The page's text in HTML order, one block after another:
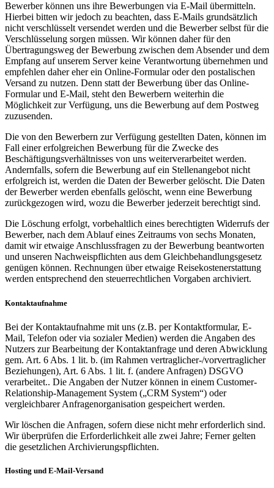
Bewerber können uns ihre Bewerbungen via E-Mail übermitteln.
Hierbei bitten wir jedoch zu beachten, dass E-Mails grundsätzlich
nicht verschlüsselt versendet werden und die Bewerber selbst für die
Verschlüsselung sorgen müssen. Wir können daher für den
Übertragungsweg der Bewerbung zwischen dem Absender und dem
Empfang auf unserem Server keine Verantwortung übernehmen und
empfehlen daher eher ein Online-Formular oder den postalischen
Versand zu nutzen. Denn statt der Bewerbung über das Online-
Formular und E-Mail, steht den Bewerbern weiterhin die
Möglichkeit zur Verfügung, uns die Bewerbung auf dem Postweg
zuzusenden.
Die von den Bewerbern zur Verfügung gestellten Daten, können im
Fall einer erfolgreichen Bewerbung für die Zwecke des
Beschäftigungsverhältnisses von uns weiterverarbeitet werden.
Andernfalls, sofern die Bewerbung auf ein Stellenangebot nicht
erfolgreich ist, werden die Daten der Bewerber gelöscht. Die Daten
der Bewerber werden ebenfalls gelöscht, wenn eine Bewerbung
zurückgezogen wird, wozu die Bewerber jederzeit berechtigt sind.
Die Löschung erfolgt, vorbehaltlich eines berechtigten Widerrufs der
Bewerber, nach dem Ablauf eines Zeitraums von sechs Monaten,
damit wir etwaige Anschlussfragen zu der Bewerbung beantworten
und unseren Nachweispflichten aus dem Gleichbehandlungsgesetz
genügen können. Rechnungen über etwaige Reisekostenerstattung
werden entsprechend den steuerrechtlichen Vorgaben archiviert.
Kontaktaufnahme
Bei der Kontaktaufnahme mit uns (z.B. per Kontaktformular, E-
Mail, Telefon oder via sozialer Medien) werden die Angaben des
Nutzers zur Bearbeitung der Kontaktanfrage und deren Abwicklung
gem. Art. 6 Abs. 1 lit. b. (im Rahmen vertraglicher-/vorvertraglicher
Beziehungen), Art. 6 Abs. 1 lit. f. (andere Anfragen) DSGVO
verarbeitet.. Die Angaben der Nutzer können in einem Customer-
Relationship-Management System („CRM System“) oder
vergleichbarer Anfragenorganisation gespeichert werden.
Wir löschen die Anfragen, sofern diese nicht mehr erforderlich sind.
Wir überprüfen die Erforderlichkeit alle zwei Jahre; Ferner gelten
die gesetzlichen Archivierungspflichten.
Hosting und E-Mail-Versand